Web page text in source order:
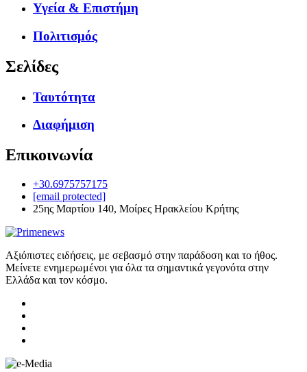
Υγεία & Επιστήμη
Πολιτισμός
Σελίδες
Ταυτότητα
Διαφήμιση
Επικοινωνία
+30.6975757175
[email protected]
25ης Μαρτίου 140, Μοίρες Ηρακλείου Κρήτης
Αξιόπιστες ειδήσεις, με σεβασμό στην παράδοση και το ήθος.
Μείνετε ενημερωμένοι για όλα τα σημαντικά γεγονότα στην
Ελλάδα και τον κόσμο.